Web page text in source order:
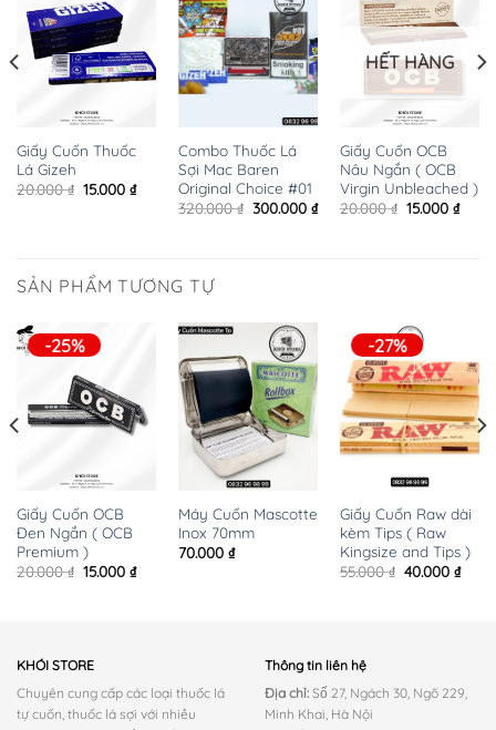
Giấy Cuốn Thuốc
Lá Gizeh
20.000₫ Giá
15.000 ₫Giá
Combo Thuốc Lá
Sợi Mac Baren
Original Choice #01
320.000₫ Giá
gốc
300.000 ₫Giá
HẾT HÀNG
Giấy Cuốn OCB
Nâu Ngắn ( OCB
Virgin Unbleached )
20.000₫ Giá
15.000 ₫Giá
SẢN PHẨM TƯƠNG TỰ
-25%
Giấy Cuốn OCB
Đen Ngắn ( OCB
Premium )
20.000₫ Giá
15.000 ₫Giá
Máy Cuốn Mascotte
Inox 70mm
70.000 ₫
-27%
Giấy Cuốn Raw dài
kèm Tips ( Raw
Kingsize and Tips )
55.000₫ Giá
40.000 ₫Giá
KHÓI STORE
Chuyên cung cấp các loại thuốc lá
tự cuốn, thuốc lá sợi với nhiều
Thông tin liên hệ
Địa chỉ: Số 27, Ngách 30, Ngõ 229,
Minh Khai, Hà Nội